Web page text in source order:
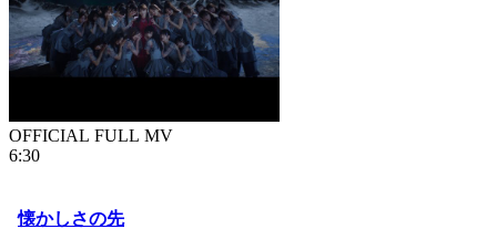
OFFICIAL FULL MV
6:30
懐かしさの先